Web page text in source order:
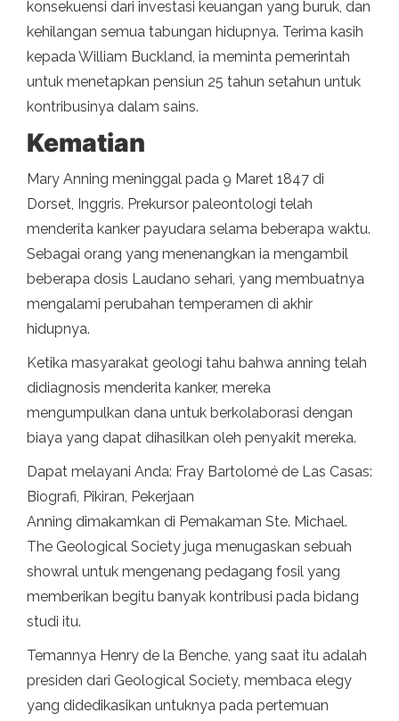
konsekuensi dari investasi keuangan yang buruk, dan
kehilangan semua tabungan hidupnya. Terima kasih
kepada William Buckland, ia meminta pemerintah
untuk menetapkan pensiun 25 tahun setahun untuk
kontribusinya dalam sains.
Kematian
Mary Anning meninggal pada 9 Maret 1847 di
Dorset, Inggris. Prekursor paleontologi telah
menderita kanker payudara selama beberapa waktu.
Sebagai orang yang menenangkan ia mengambil
beberapa dosis Laudano sehari, yang membuatnya
mengalami perubahan temperamen di akhir
hidupnya.
Ketika masyarakat geologi tahu bahwa anning telah
didiagnosis menderita kanker, mereka
mengumpulkan dana untuk berkolaborasi dengan
biaya yang dapat dihasilkan oleh penyakit mereka.
Dapat melayani Anda: Fray Bartolomé de Las Casas:
Biografi, Pikiran, Pekerjaan
Anning dimakamkan di Pemakaman Ste. Michael.
The Geological Society juga menugaskan sebuah
showral untuk mengenang pedagang fosil yang
memberikan begitu banyak kontribusi pada bidang
studi itu.
Temannya Henry de la Benche, yang saat itu adalah
presiden dari Geological Society, membaca elegy
yang didedikasikan untuknya pada pertemuan